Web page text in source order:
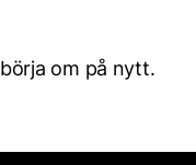
om på nytt.